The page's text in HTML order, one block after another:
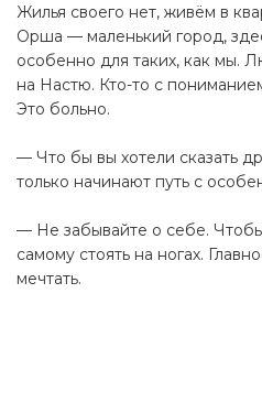
Жилья своего нет, живём в
Орша — маленький город,
особенно для таких, как мы.
на Настю. Кто-то с
Это больно.
— Что бы вы хотели сказать
только начинают путь с
— Не забывайте о себе.
самому стоять на ногах.
мечтать.